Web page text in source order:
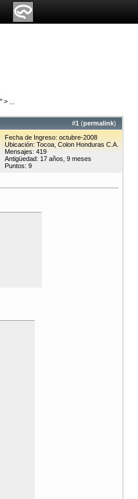
> ...
#1 (permalink)
Fecha de Ingreso: octubre-2008
Ubicación: Tocoa, Colon Honduras C.A.
Mensajes: 419
Antigüedad: 17 años, 9 meses
Puntos: 9